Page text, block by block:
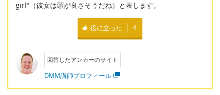
girl"（彼女は頭が良さそうだね）と表します。
役に立った 4
回答したアンカーのサイト
DMM講師プロフィール